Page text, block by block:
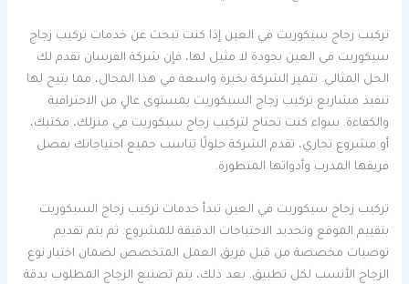
تركيب زجاج سيكوريت في العين إذا كنت تبحث عن خدمات تركيب زجاج
سيكوريت في العين بجودة لا مثيل لها، فإن شركة الفرسان تقدم لك
الحل المثالي. تتميز الشركة بخبرة واسعة في هذا المجال، مما يتيح لها
تنفيذ مشاريع تركيب زجاج السيكوريت بمستوى عالٍ من الاحترافية
والكفاءة. سواء كنت تحتاج لتركيب زجاج سيكوريت في منزلك، مكتبك،
أو مشروع تجاري، تقدم الشركة حلولًا تناسب جميع احتياجاتك بفضل
فريقها المدرب وأدواتها المتطورة.
تركيب زجاج سيكوريت في العين تبدأ خدمات تركيب زجاج السيكوريت
بتقييم الموقع وتحديد الاحتياجات الدقيقة للمشروع. ثم يتم تقديم
توصيات مخصصة من قبل فريق العمل المتخصص لضمان اختيار نوع
الزجاج الأنسب لكل تطبيق. بعد ذلك، يتم تصنيع الزجاج المطلوب بدقة